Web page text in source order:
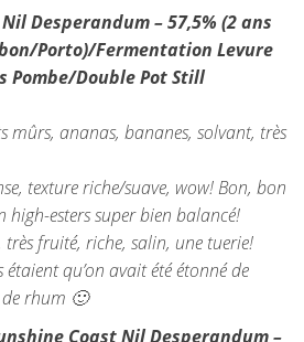
Desperandum – 57,5% (2 ans
Porto)/Fermentation Levure
Pombe/Double Pot Still
mûrs, ananas, bananes, solvant, très
texture riche/suave, wow! Bon, bon
esters super bien balancé!
fruité, riche, salin, une tuerie!
étaient qu’on avait été étonné de
rhum 🙂
Coast Nil Desperandum –